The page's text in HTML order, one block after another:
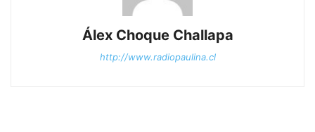
Álex Choque Challapa
http://www.radiopaulina.cl